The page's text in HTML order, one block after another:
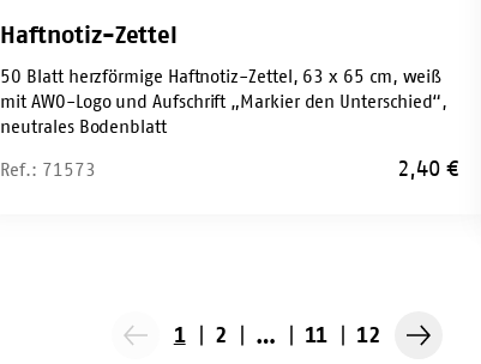
Haftnotiz-Zettel
50 Blatt herzförmige Haftnotiz-Zettel, 63 x 65 cm, weiß
mit AWO-Logo und Aufschrift „Markier den Unterschied“,
neutrales Bodenblatt
Ref.: 71573 2,40 €
Vorherige
1 2 … 11 12
Nächste